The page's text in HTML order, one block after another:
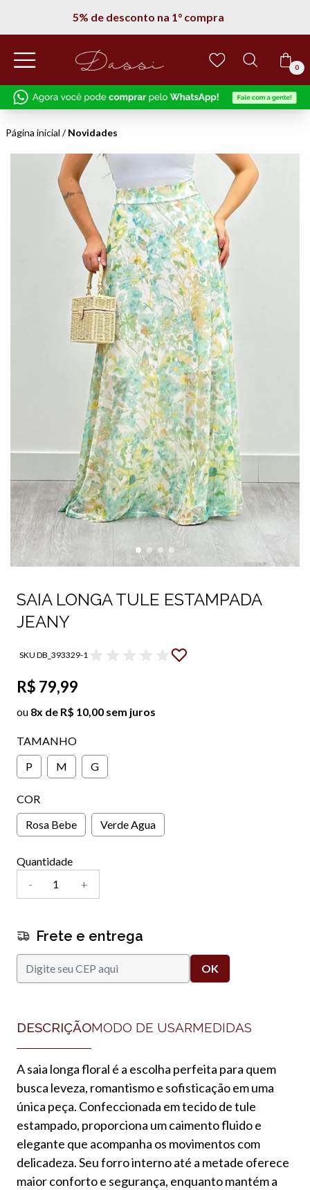
5% de desconto na 1° compra
0
Página inicial /Novidades
SAIA LONGA TULE ESTAMPADA
JEANY
SKU DB_393329-1
R$ 79,99
ou 8x de R$ 10,00 sem juros
TAMANHO
P
M G
COR
Rosa Bebe
Verde Agua
Quantidade
-
+
Frete e entrega
DESCRIÇÃOMODO DE USARMEDIDAS
A saia longa floral é a escolha perfeita para quem
busca leveza, romantismo e sofisticação em uma
única peça. Confeccionada em tecido de tule
estampado, proporciona um caimento fluido e
elegante que acompanha os movimentos com
delicadeza. Seu forro interno até a metade oferece
maior conforto e segurança, enquanto mantém a